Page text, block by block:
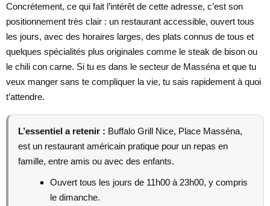
Concrètement, ce qui fait l’intérêt de cette adresse, c’est son
positionnement très clair : un restaurant accessible, ouvert tous
les jours, avec des horaires larges, des plats connus de tous et
quelques spécialités plus originales comme le steak de bison ou
le chili con carne. Si tu es dans le secteur de Masséna et que tu
veux manger sans te compliquer la vie, tu sais rapidement à quoi
t’attendre.
L’essentiel a retenir : Buffalo Grill Nice, Place Masséna,
est un restaurant américain pratique pour un repas en
famille, entre amis ou avec des enfants.
Ouvert tous les jours de 11h00 à 23h00, y compris
le dimanche.